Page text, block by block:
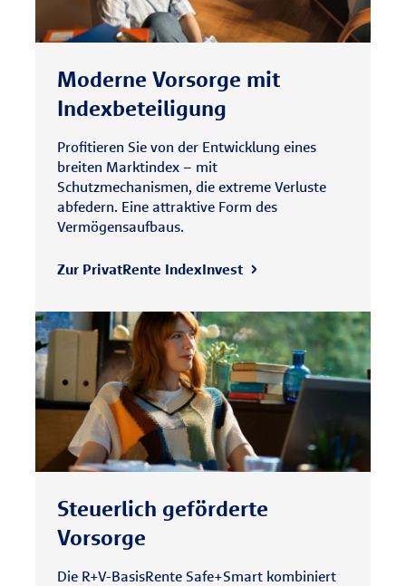
Moderne Vorsorge mit
Indexbeteiligung
Profitieren Sie von der Entwicklung eines
breiten Marktindex – mit
Schutzmechanismen, die extreme Verluste
abfedern. Eine attraktive Form des
Vermögensaufbaus.
Zur PrivatRente IndexInvest
Steuerlich geförderte
Vorsorge
Die R+V-BasisRente Safe+Smart kombiniert